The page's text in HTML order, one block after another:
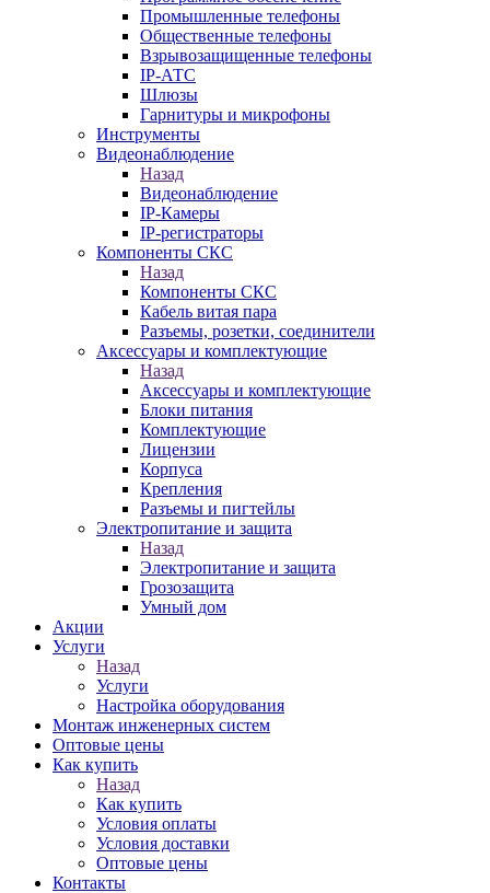
Промышленные телефоны
Общественные телефоны
Взрывозащищенные телефоны
IP-АТС
Шлюзы
Гарнитуры и микрофоны
Инструменты
Видеонаблюдение
Назад
Видеонаблюдение
IP-Камеры
IP-регистраторы
Компоненты СКС
Назад
Компоненты СКС
Кабель витая пара
Разъемы, розетки, соединители
Аксессуары и комплектующие
Назад
Аксессуары и комплектующие
Блоки питания
Комплектующие
Лицензии
Корпуса
Крепления
Разъемы и пигтейлы
Электропитание и защита
Назад
Электропитание и защита
Грозозащита
Умный дом
Акции
Услуги
Назад
Услуги
Настройка оборудования
Монтаж инженерных систем
Оптовые цены
Как купить
Назад
Как купить
Условия оплаты
Условия доставки
Оптовые цены
Контакты